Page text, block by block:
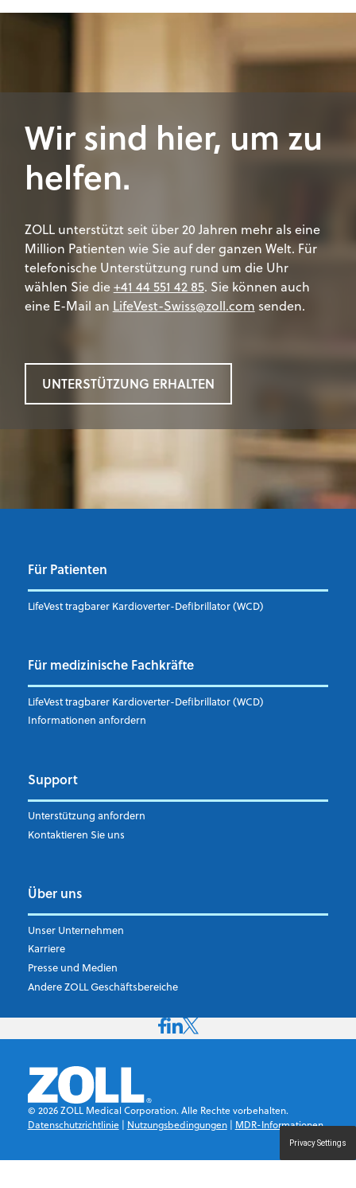
Wir sind hier, um zu
helfen.
ZOLL unterstützt seit über 20 Jahren mehr als eine
Million Patienten wie Sie auf der ganzen Welt. Für
telefonische Unterstützung rund um die Uhr
wählen Sie die+41 44 551 42 85. Sie können auch
eine E-Mail an LifeVest-Swiss@zoll.com senden.
UNTERSTÜTZUNG ERHALTEN
Für Patienten
LifeVest tragbarer Kardioverter-Defibrillator (WCD)
Für medizinische Fachkräfte
LifeVest tragbarer Kardioverter-Defibrillator (WCD)
Informationen anfordern
Support
Unterstützung anfordern
Kontaktieren Sie uns
Über uns
Unser Unternehmen
Karriere
Presse und Medien
Andere ZOLL Geschäftsbereiche
© 2026ZOLL Medical Corporation. Alle Rechte vorbehalten.
Datenschutzrichtlinie| Nutzungsbedingungen| MDR-Informationen
Privacy Settings